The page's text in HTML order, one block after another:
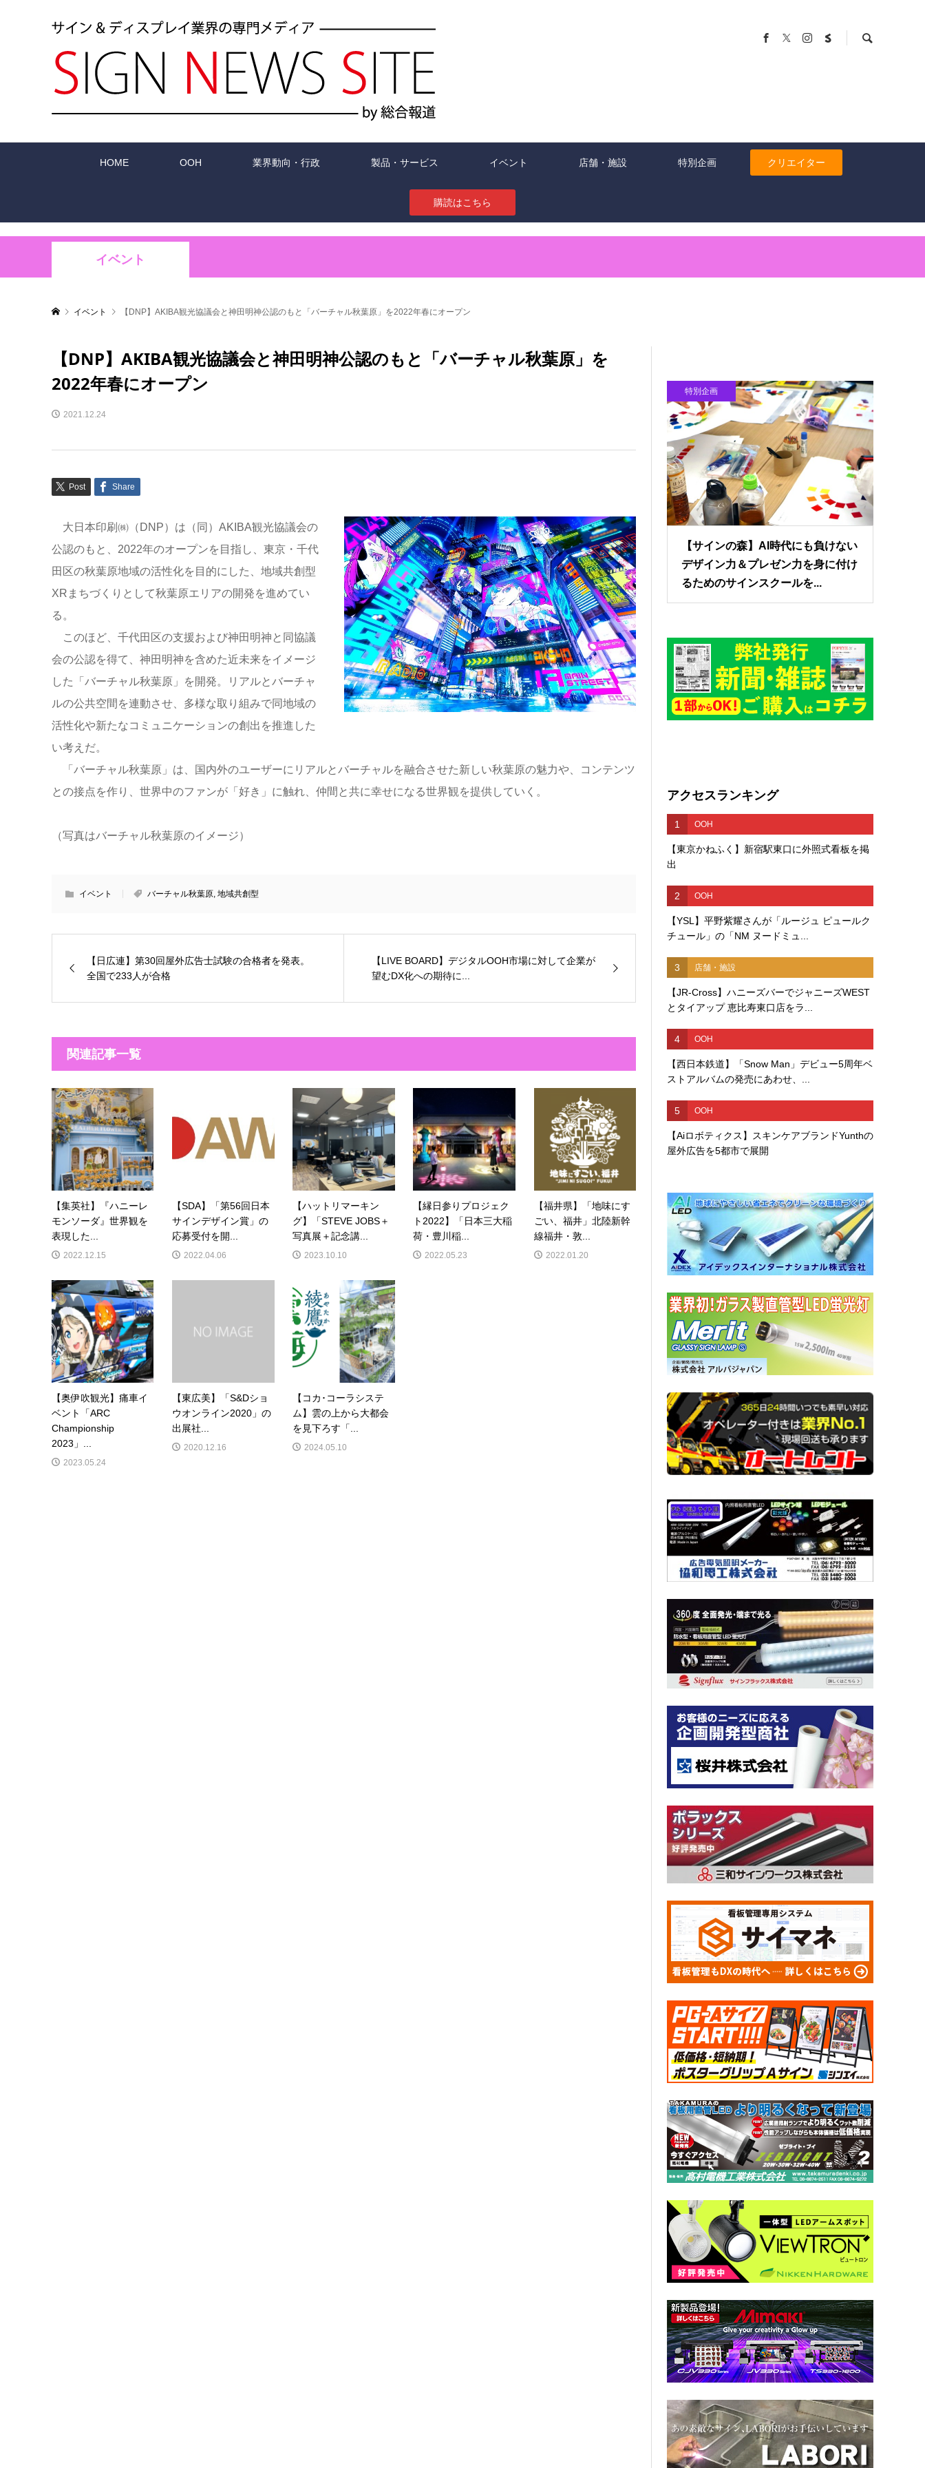
HOME OOH 業界動向・行政 製品・サービス イベント 店舗・施設 特別企画 クリエイター
購読はこちら
イベント
イベント 【DNP】AKIBA観光協議会と神田明神公認のもと「バーチャル秋葉原」を2022年春にオープン
【DNP】AKIBA観光協議会と神田明神公認のもと「バーチャル秋葉原」を
2022年春にオープン
2021.12.24
Post Share
大日本印刷㈱（DNP）は（同）AKIBA観光協議会の
公認のもと、2022年のオープンを目指し、東京・千代
田区の秋葉原地域の活性化を目的にした、地域共創型
XRまちづくりとして秋葉原エリアの開発を進めてい
る。
このほど、千代田区の支援および神田明神と同協議
会の公認を得て、神田明神を含めた近未来をイメージ
した「バーチャル秋葉原」を開発。リアルとバーチャ
ルの公共空間を連動させ、多様な取り組みで同地域の
活性化や新たなコミュニケーションの創出を推進した
い考えだ。
「バーチャル秋葉原」は、国内外のユーザーにリアルとバーチャルを融合させた新しい秋葉原の魅力や、コンテンツ
との接点を作り、世界中のファンが「好き」に触れ、仲間と共に幸せになる世界観を提供していく。
（写真はバーチャル秋葉原のイメージ）
イベント バーチャル秋葉原, 地域共創型
【日広連】第30回屋外広告士試験の合格者を発表。
全国で233人が合格
【LIVE BOARD】デジタルOOH市場に対して企業が
望むDX化への期待に...
関連記事一覧
【集英社】『ハニーレ
モンソーダ』世界観を
表現した...
2022.12.15
【SDA】「第56回日本
サインデザイン賞」の
応募受付を開...
2022.04.06
【ハットリマーキン
グ】「STEVE JOBS＋
写真展＋記念講...
2023.10.10
【縁日参りプロジェク
ト2022】「日本三大稲
荷・豊川稲...
2022.05.23
【福井県】「地味にす
ごい、福井」北陸新幹
線福井・敦...
2022.01.20
【奥伊吹観光】痛車イ
ベント「ARC
Championship
2023」...
2023.05.24
【東広美】「S&Dショ
ウオンライン2020」の
出展社...
2020.12.16
【コカ･コーラシステ
ム】雲の上から大都会
を見下ろす「...
2024.05.10
特別企画
【サインの森】AI時代にも負けない
デザイン力＆プレゼン力を身に付け
るためのサインスクールを...
アクセスランキング
1 OOH
【東京かねふく】新宿駅東口に外照式看板を掲
出
2 OOH
【YSL】平野紫耀さんが「ルージュ ピュールク
チュール」の「NM ヌードミュ...
3 店舗・施設
【JR-Cross】ハニーズバーでジャニーズWEST
とタイアップ 恵比寿東口店をラ...
4 OOH
【西日本鉄道】「Snow Man」デビュー5周年ベ
ストアルバムの発売にあわせ、...
5 OOH
【Aiロボティクス】スキンケアブランドYunthの
屋外広告を5都市で展開